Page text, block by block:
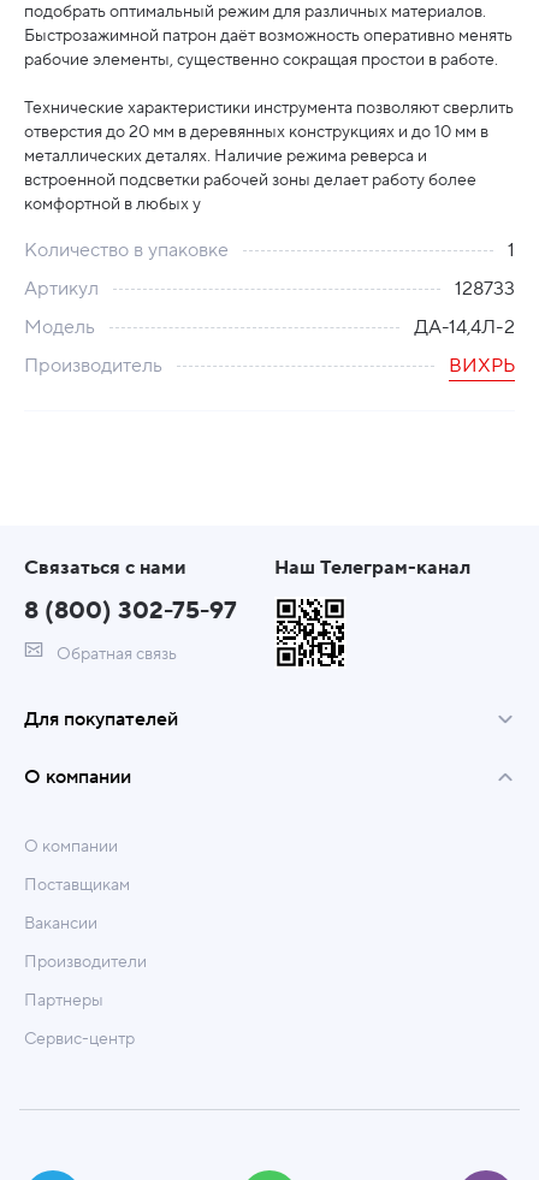
подобрать оптимальный режим для различных материалов.
Быстрозажимной патрон даёт возможность оперативно менять
рабочие элементы, существенно сокращая простои в работе.
Технические характеристики инструмента позволяют сверлить
отверстия до 20 мм в деревянных конструкциях и до 10 мм в
металлических деталях. Наличие режима реверса и
встроенной подсветки рабочей зоны делает работу более
комфортной в любых у
Количество в упаковке
1
Артикул
128733
Модель
ДА-14,4Л-2
Производитель
ВИХРЬ
Связаться с нами
8 (800) 302-75-97
Обратная связь
Наш Телеграм-канал
Для покупателей
О компании
О компании
Поставщикам
Вакансии
Производители
Партнеры
Сервис-центр